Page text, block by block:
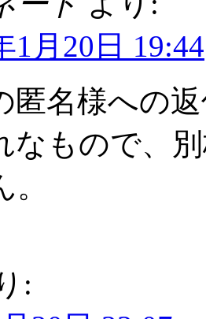
1月20日 19:44
匿名様への
なもので、
: